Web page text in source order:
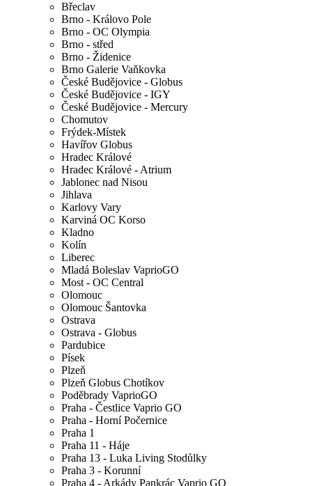
Břeclav
Brno - Královo Pole
Brno - OC Olympia
Brno - střed
Brno - Židenice
Brno Galerie Vaňkovka
České Budějovice - Globus
České Budějovice - IGY
České Budějovice - Mercury
Chomutov
Frýdek-Místek
Havířov Globus
Hradec Králové
Hradec Králové - Atrium
Jablonec nad Nisou
Jihlava
Karlovy Vary
Karviná OC Korso
Kladno
Kolín
Liberec
Mladá Boleslav VaprioGO
Most - OC Central
Olomouc
Olomouc Šantovka
Ostrava
Ostrava - Globus
Pardubice
Písek
Plzeň
Plzeň Globus Chotíkov
Poděbrady VaprioGO
Praha - Čestlice Vaprio GO
Praha - Horní Počernice
Praha 1
Praha 11 - Háje
Praha 13 - Luka Living Stodůlky
Praha 3 - Korunní
Praha 4 - Arkády Pankrác Vaprio GO